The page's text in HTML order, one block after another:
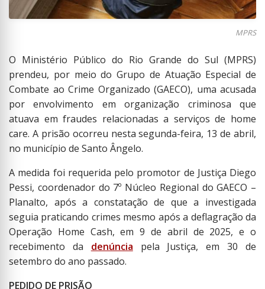
MPRS
O Ministério Público do Rio Grande do Sul (MPRS)
prendeu, por meio do Grupo de Atuação Especial de
Combate ao Crime Organizado (GAECO), uma acusada
por envolvimento em organização criminosa que
atuava em fraudes relacionadas a serviços de home
care. A prisão ocorreu nesta segunda-feira, 13 de abril,
no município de Santo Ângelo.
A medida foi requerida pelo promotor de Justiça Diego
Pessi, coordenador do 7º Núcleo Regional do GAECO –
Planalto, após a constatação de que a investigada
seguia praticando crimes mesmo após a deflagração da
Operação Home Cash, em 9 de abril de 2025, e o
recebimento da denúncia pela Justiça, em 30 de
setembro do ano passado.
PEDIDO DE PRISÃO